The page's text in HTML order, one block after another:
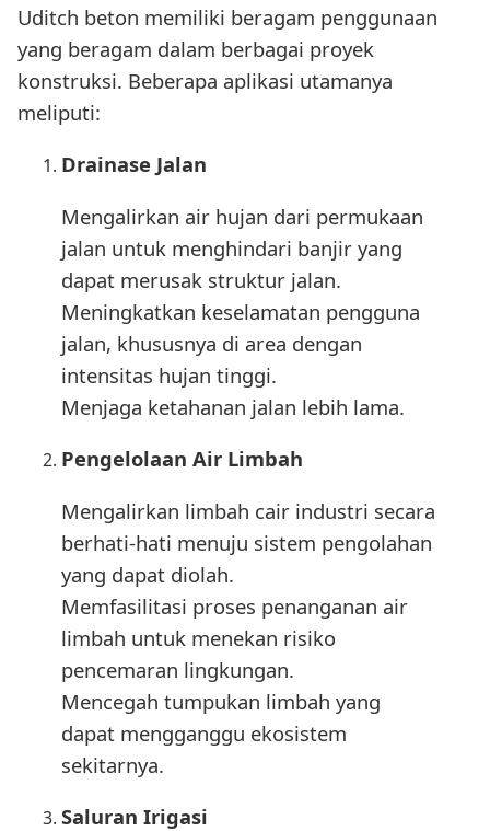
Uditch beton memiliki beragam penggunaan
yang beragam dalam berbagai proyek
konstruksi. Beberapa aplikasi utamanya
meliputi:
Drainase Jalan
Mengalirkan air hujan dari permukaan
jalan untuk menghindari banjir yang
dapat merusak struktur jalan.
Meningkatkan keselamatan pengguna
jalan, khususnya di area dengan
intensitas hujan tinggi.
Menjaga ketahanan jalan lebih lama.
Pengelolaan Air Limbah
Mengalirkan limbah cair industri secara
berhati-hati menuju sistem pengolahan
yang dapat diolah.
Memfasilitasi proses penanganan air
limbah untuk menekan risiko
pencemaran lingkungan.
Mencegah tumpukan limbah yang
dapat mengganggu ekosistem
sekitarnya.
Saluran Irigasi